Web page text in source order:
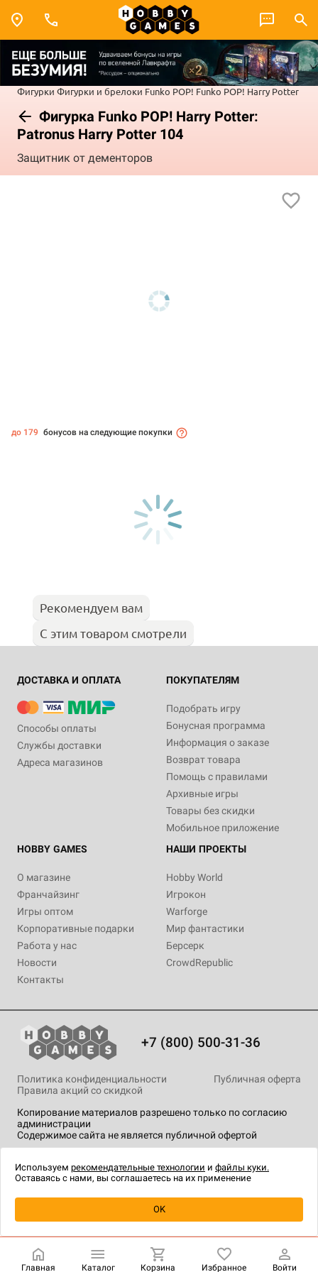
Фигурки Фигурки и брелоки Funko POP! Funko POP! Harry Potter
Фигурка Funko POP! Harry Potter:
Patronus Harry Potter 104
Защитник от дементоров
до 179 бонусов на следующие покупки
Рекомендуем вам
С этим товаром смотрели
ДОСТАВКА И ОПЛАТА
Способы оплаты
Службы доставки
Адреса магазинов
ПОКУПАТЕЛЯМ
Подобрать игру
Бонусная программа
Информация о заказе
Возврат товара
Помощь с правилами
Архивные игры
Товары без скидки
Мобильное приложение
HOBBY GAMES
О магазине
Франчайзинг
Игры оптом
Корпоративные подарки
Работа у нас
Новости
Контакты
НАШИ ПРОЕКТЫ
Hobby World
Игрокон
Warforge
Мир фантастики
Берсерк
CrowdRepublic
+7 (800) 500-31-36
Копирование материалов разрешено только по согласию
администрации
Содержимое сайта не является публичной офертой
Политика конфиденциальности
Публичная оферта
Правила акций со скидкой
технологии.
Главная Каталог Корзина Избранное Войти
Используем рекомендательные технологии и файлы куки.
Оставаясь с нами, вы соглашаетесь на их применение
OK